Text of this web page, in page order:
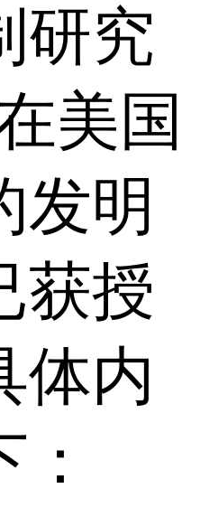
研究
美国
发明
获授
体内